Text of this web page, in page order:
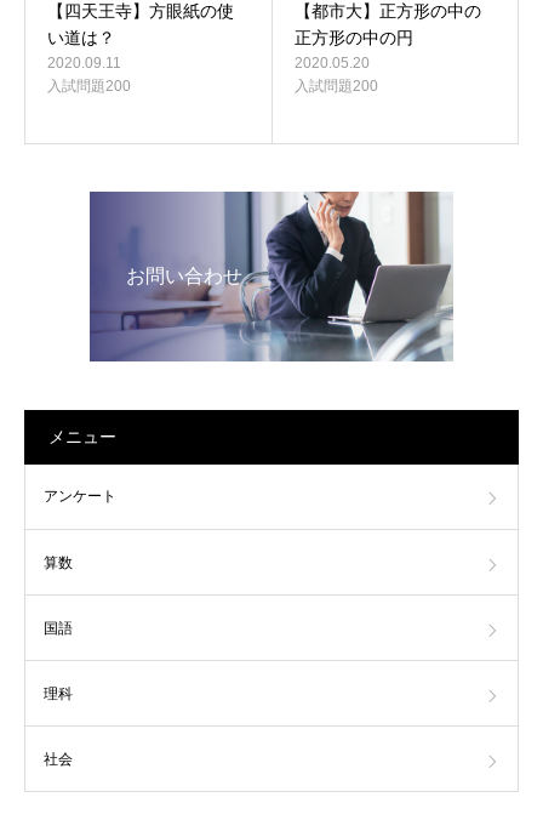
【四天王寺】方眼紙の使
い道は？
2020.09.11
入試問題200
【都市大】正方形の中の
正方形の中の円
2020.05.20
入試問題200
お問い合わせ
メニュー
アンケート
算数
国語
理科
社会